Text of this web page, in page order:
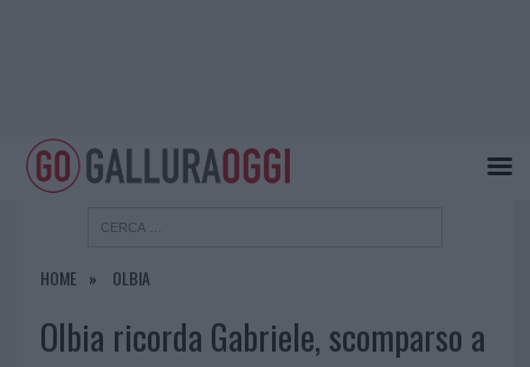
HOME OLBIA
Olbia ricorda Gabriele, scomparso a